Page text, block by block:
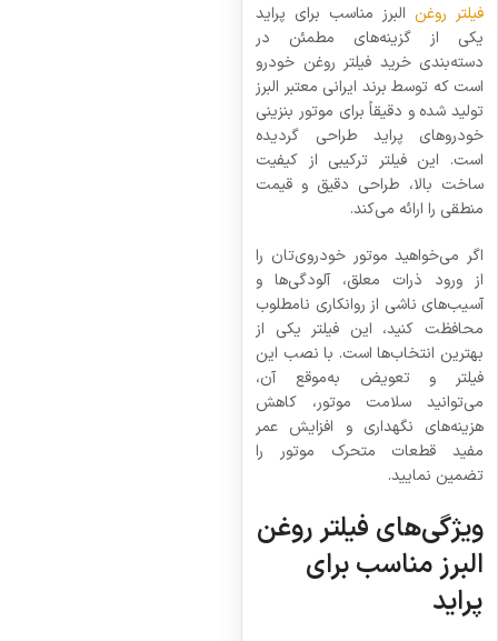
فیلتر روغن البرز مناسب برای پراید
یکی از گزینه‌های مطمئن در
دسته‌بندی خرید فیلتر روغن خودرو
است که توسط برند ایرانی معتبر البرز
تولید شده و دقیقاً برای موتور بنزینی
خودروهای پراید طراحی گردیده
است. این فیلتر ترکیبی از کیفیت
ساخت بالا، طراحی دقیق و قیمت
منطقی را ارائه می‌کند.
اگر می‌خواهید موتور خودروی‌تان را
از ورود ذرات معلق، آلودگی‌ها و
آسیب‌های ناشی از روانکاری نامطلوب
محافظت کنید، این فیلتر یکی از
بهترین انتخاب‌ها است. با نصب این
فیلتر و تعویض به‌موقع آن،
می‌توانید سلامت موتور، کاهش
هزینه‌های نگهداری و افزایش عمر
مفید قطعات متحرک موتور را
تضمین نمایید.
ویژگی‌های فیلتر روغن
البرز مناسب برای
پراید